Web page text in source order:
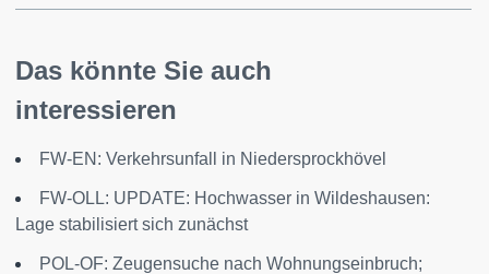
Das könnte Sie auch
interessieren
FW-EN: Verkehrsunfall in Niedersprockhövel
FW-OLL: UPDATE: Hochwasser in Wildeshausen:
Lage stabilisiert sich zunächst
POL-OF: Zeugensuche nach Wohnungseinbruch;